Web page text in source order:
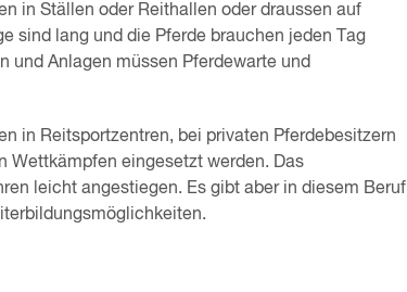
in Ställen oder Reithallen oder draussen auf
sind lang und die Pferde brauchen jeden Tag
und Anlagen müssen Pferdewarte und
in Reitsportzentren, bei privaten Pferdebesitzern
Wettkämpfen eingesetzt werden. Das
leicht angestiegen. Es gibt aber in diesem Beruf